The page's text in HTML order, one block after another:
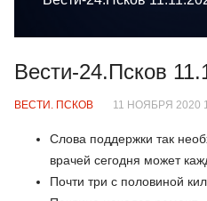
Вести-24.Псков
ВЕСТИ. ПСКОВ 11 НОЯБРЯ 2020
Слова поддержки так
врачей сегодня может
Почти три с половиной